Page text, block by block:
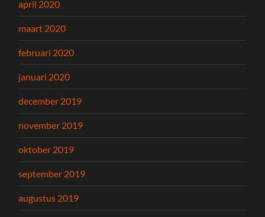
april 2020
maart 2020
februari 2020
januari 2020
december 2019
november 2019
oktober 2019
september 2019
augustus 2019